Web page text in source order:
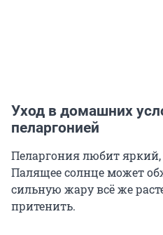
Уход в домашних
пеларгонией
Пеларгония любит яркий,
Палящее солнце может
сильную жару всё же
притенить.